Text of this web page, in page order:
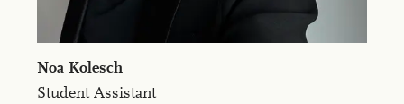
Noa Ko­lesch
Student Assistant